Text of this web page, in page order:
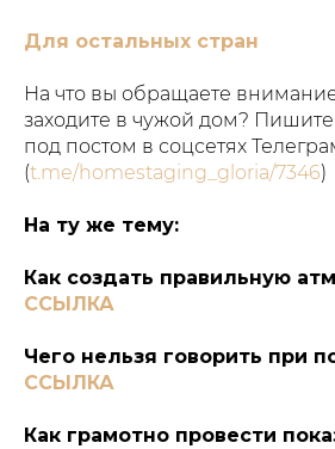
Для остальных стран
На что вы обращаете
заходите в чужой дом?
под постом в соцсетях
(t.me/homestaging_gloria/7346)
На ту же тему:
Как создать правильную
ССЫЛКА
Чего нельзя говорить при
ССЫЛКА
Как грамотно провести